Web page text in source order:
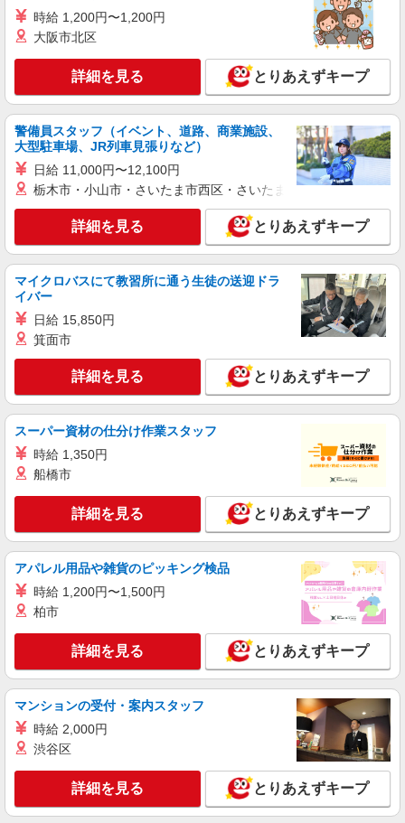
分単位で別途支給します。
ＬＩＸＩＬ土浦工場キャフェ （茨城県土浦市
紫ヶ丘四番地 テクノパーク土浦工場団地）
キープ 詳細を見る
アルバイト パート
オリーブの丘 土浦真鍋店
キッチン（フード）スタッフ
時給1130円 ※22:00以降は時給1413円 ※高校
生時給1080円 ■土日・祝手当 土日・祝は時給＋
100円茨城県土浦市真鍋3-4-3
キープ 詳細を見る
アルバイト
すき家 354号土浦南店
すき家の店舗スタッフ（接客・調理・清掃な
ど）
時給1,150円 ※22:00〜翌5:00：時給1,438円 ※
高校生時給1,074円 ※早朝手当（5:00〜9:00）時給
＋150円
茨城県土浦市永国848-9
キープ 詳細を見る
アルバイト パート
すき家 土浦荒川沖店
すき家の店舗スタッフ（接客・調理・清掃な
ど）
時給1,413円
茨城県土浦市荒川沖東2-17-10
キープ 詳細を見る
アルバイト パート
すき家 イオンモール土浦店
すき家の店舗スタッフ（接客・調理・清掃な
時給1,200円 ※高校生時給1,074円
茨城県土浦市上高津367イオンモール 土浦シ
ョッピングセンター3F
時給 1,200円〜1,200円
大阪市北区
詳細を見る とりあえずキープ
警備員スタッフ（イベント、道路、商業施設、
大型駐車場、JR列車見張りなど）
日給 11,000円〜12,100円
栃木市・小山市・さいたま市西区・さいたま市岩槻区・久喜市・
詳細を見る とりあえずキープ
マイクロバスにて教習所に通う生徒の送迎ドラ
イバー
日給 15,850円
箕面市
詳細を見る とりあえずキープ
スーパー資材の仕分け作業スタッフ
時給 1,350円
船橋市
詳細を見る とりあえずキープ
アパレル用品や雑貨のピッキング検品
時給 1,200円〜1,500円
柏市
詳細を見る とりあえずキープ
マンションの受付・案内スタッフ
時給 2,000円
渋谷区
詳細を見る とりあえずキープ